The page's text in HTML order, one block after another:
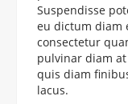
Suspendisse
eu dictum diam
consectetur
pulvinar diam
quis diam
lacus.